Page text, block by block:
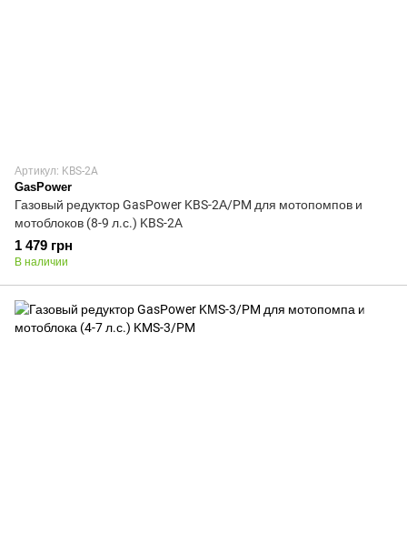
Артикул: KBS-2A
GasPower
Газовый редуктор GasPower KBS-2А/PM для мотопомпов и
мотоблоков (8-9 л.с.) KBS-2A
1 479 грн
В наличии